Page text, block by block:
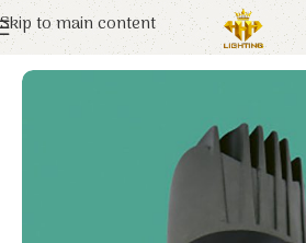
Skip to main content
Trang chủ Euroto Đèn LED